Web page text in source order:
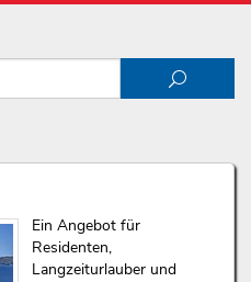
Ein Angebot für
Residenten,
Langzeiturlauber und